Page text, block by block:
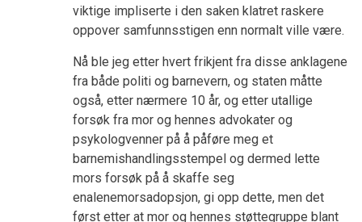
viktige impliserte i den saken klatret raskere
oppover samfunnsstigen enn normalt ville være.
Nå ble jeg etter hvert frikjent fra disse anklagene
fra både politi og barnevern, og staten måtte
også, etter nærmere 10 år, og etter utallige
forsøk fra mor og hennes advokater og
psykologvenner på å påføre meg et
barnemishandlingsstempel og dermed lette
mors forsøk på å skaffe seg
enalenemorsadopsjon, gi opp dette, men det
først etter at mor og hennes støttegruppe blant